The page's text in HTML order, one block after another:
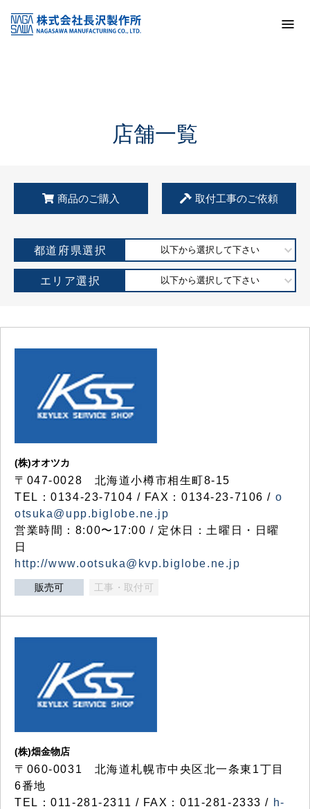
KSS加盟店・取扱店情報
店舗一覧
店舗一覧
商品のご購入 取付工事のご依頼
都道府県選択 以下から選択して下さい
エリア選択 以下から選択して下さい
(株)オオツカ
〒047-0028 北海道小樽市相生町8-15
TEL：0134-23-7104 / FAX：0134-23-7106 / o
otsuka@upp.biglobe.ne.jp
営業時間：8:00〜17:00 / 定休日：土曜日・日曜
日
http://www.ootsuka@kvp.biglobe.ne.jp
販売可 工事・取付可
(株)畑金物店
〒060-0031 北海道札幌市中央区北一条東1丁目
6番地
TEL：011-281-2311 / FAX：011-281-2333 / h-